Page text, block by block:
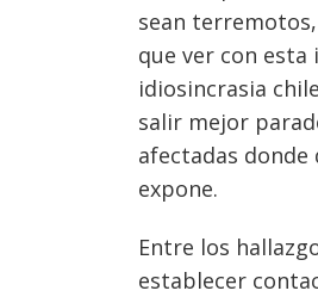
sean
que ver con
idiosincrasia
salir mejor
afectadas
expone.
Entre los
establecer